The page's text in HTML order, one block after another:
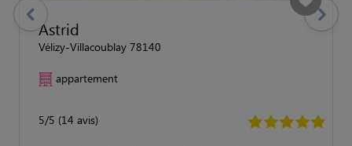
Astrid
Vélizy-Villacoublay 78140
appartement
5/5 (14 avis)
previous Suivant